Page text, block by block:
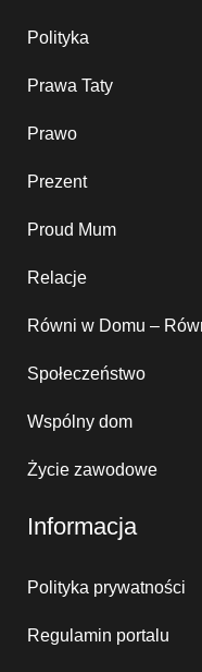
Polityka
Prawa Taty
Prawo
Prezent
Proud Mum
Relacje
Równi w Domu –
Społeczeństwo
Wspólny dom
Życie zawodowe
Informacja
Polityka prywatności
Regulamin portalu